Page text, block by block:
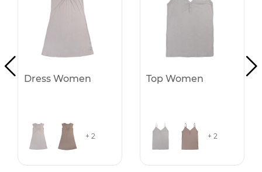
Dress Women
+ 2
Top Women
+ 2